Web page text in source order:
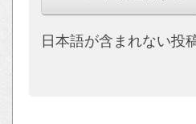
日本語が含まれない投